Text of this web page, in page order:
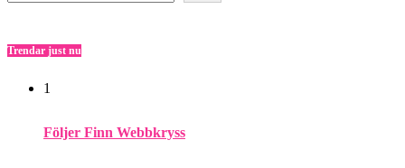
Trendar just nu
1
Följer Finn Webbkryss